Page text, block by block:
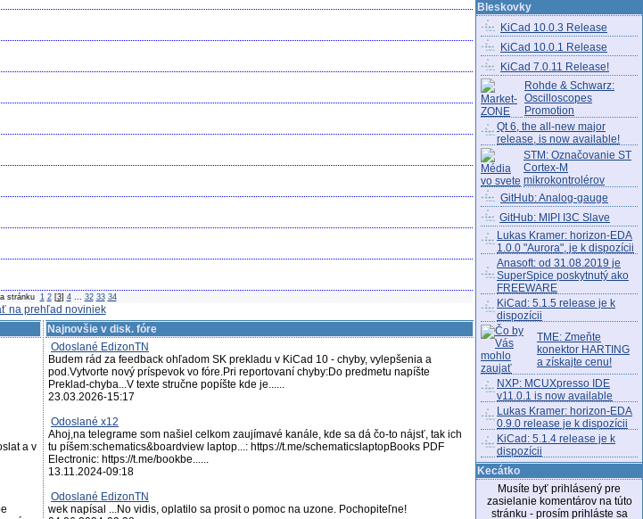
here.
Vol.55 Jan. 2021
stránku 1 2[3] 4... 32 33 34
na prehľad noviniek
a v
Najnovšie v disk. fóre
Odoslané EdizonTN
Budem rád za feedback ohľadom SK prekladu v KiCad 10 - chyby, vylepšenia a
pod.Vytvorte nový príspevok vo fóre.Pri reportovaní chyby:Do predmetu napíšte
Preklad-chyba...V texte stručne popíšte kde je......
23.03.2026-15:17
Odoslané x12
Ahoj,na telegrame som našiel celkom zaujímavé kanále, kde sa dá čo-to nájsť, tak ich
tu píšem:schematics&boardview laptop...: https://t.me/schematicslaptopBooks PDF
Electronic: https://t.me/bookbe......
13.11.2024-09:18
Odoslané EdizonTN
wek napísal ...No vidis, oplatilo sa prosit o pomoc na uzone. Pochopiteľne!
Bleskovky
KiCad 10.0.3 Release
KiCad 10.0.1 Release
KiCad 7.0.11 Release!
Rohde & Schwarz:
Oscilloscopes
Promotion
Qt 6, the all-new major
release, is now available!
STM: Označovanie ST
Cortex-M
mikrokontrolérov
GitHub: Analog-gauge
GitHub: MIPI I3C Slave
Lukas Kramer: horizon-EDA
1.0.0 "Aurora", je k dispozícii
Anasoft: od 31.08.2019 je
SuperSpice poskytnutý ako
FREEWARE
KiCad: 5.1.5 release je k
dispozícii
TME: Zmeňte
konektor HARTING
a získajte cenu!
NXP: MCUXpresso IDE
v11.0.1 is now available
Lukas Kramer: horizon-EDA
0.9.0 release je k dispozícii
KiCad: 5.1.4 release je k
dispozícii
Kecátko
Musíte byť prihlásený pre
zasielanie komentárov na túto
stránku - prosím prihláste sa